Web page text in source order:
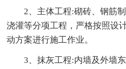
2、主体工程:砌砖、钢筋
浇灌等分项工程，严格按照设
动方案进行施工作业。
3、抹灰工程:内墙及外墙